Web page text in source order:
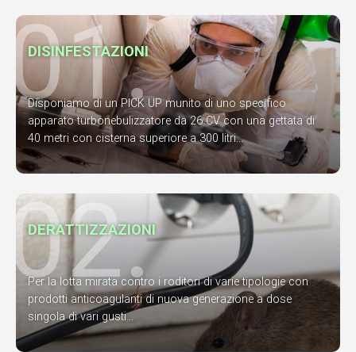
01.
DISINFESTAZIONI
Disponiamo di un PICK UP munito di uno specifico
apparato turbonebulizzatore da 26 CV con una gettata di
40 metri con cisterna superiore a 300 litri...
02.
DERATTIZZAZIONI
Per la lotta mirata contro i roditori di varie tipologie con
prodotti anticoagulanti di nuova generazione a dose
singola di vari gusti...